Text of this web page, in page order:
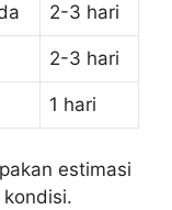
2-3 hari
2-3 hari
1 hari
estimasi